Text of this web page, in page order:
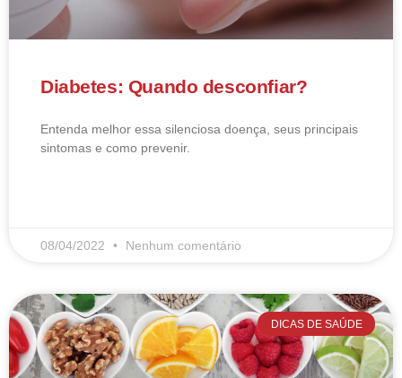
Diabetes: Quando desconfiar?
Entenda melhor essa silenciosa doença, seus principais
sintomas e como prevenir.
08/04/2022 Nenhum comentário
DICAS DE SAÚDE